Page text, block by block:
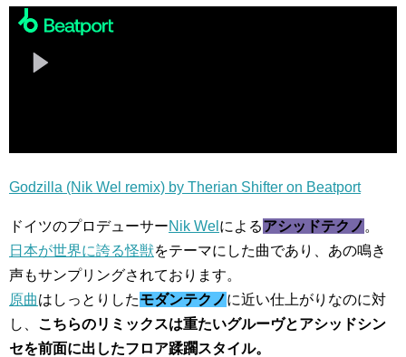
Godzilla (Nik Wel remix) by Therian Shifter on Beatport
ドイツのプロデューサーNik Wel によるアシッドテクノ 。
日本が世界に誇る怪獣をテーマにした曲であり、あの鳴き
声もサンプリングされております。
原曲はしっとりしたモダンテクノに近い仕上がりなのに対
し、 こちらのリミックスは重たいグルーヴとアシッドシン
セを前面に出したフロア蹂躙スタイル。